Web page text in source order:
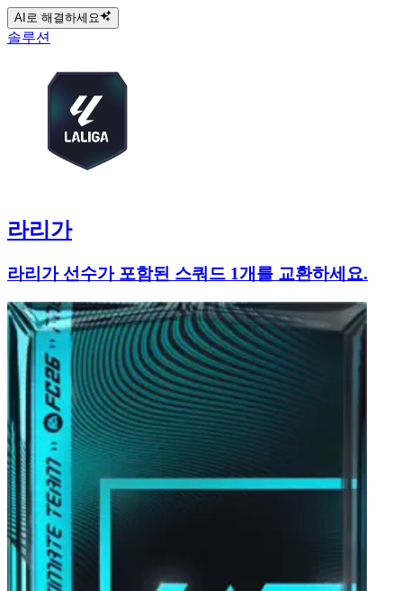
AI로 해결하세요
솔루션
라리가
라리가 선수가 포함된 스쿼드 1개를 교환하세요.